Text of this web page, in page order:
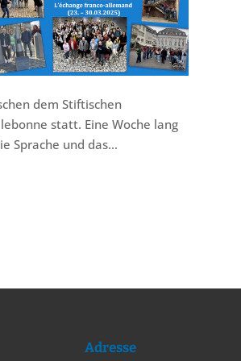
dem Stiftischen
statt. Eine Woche lang
Sprache und das...
Adresse